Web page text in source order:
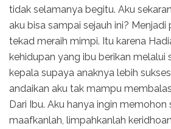
tidak selamanya begitu. Aku
aku bisa sampai sejauh ini?
tekad meraih mimpi. Itu karena
kehidupan yang ibu berikan melalui
kepala supaya anaknya lebih
andaikan aku tak mampu
Dari Ibu. Aku hanya ingin memohon
maafkanlah, limpahkanlah